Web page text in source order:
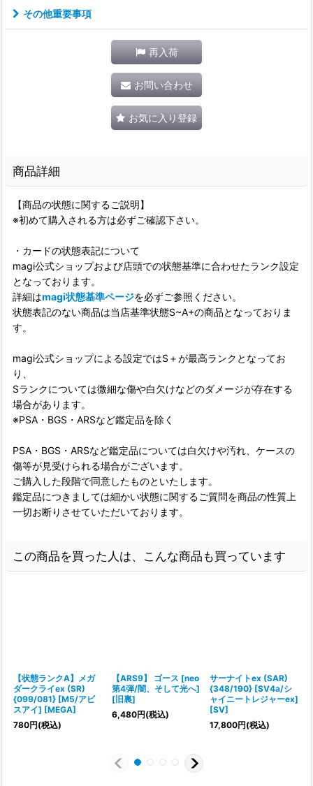
その他重要事項
再入荷
お問い合わせ
お気に入り登録
商品詳細
【商品の状態に関するご説明】
※初めて購入される方は必ずご確認下さい。
・カードの状態表記について
magi公式ショップおよび店頭での状態基準に合わせたランク設定
となっております。
詳細はmagi状態基準ページを必ずご参照ください。
状態表記のない商品は当店基準状態S~A+の商品となっておりま
す。
magi公式ショップによる設定ではS＋が最高ランクとなってお
り、
Sランクについては微細な傷や白欠けなどのダメージが存在する
場合があります。
※PSA・BGS・ARSなど鑑定品を除く
PSA・BGS・ARSなど鑑定品については白欠けや汚れ、ケースの
傷等が見受けられる場合がございます。
ご購入した段階で同意したものといたします。
鑑定品につきましては細かい状態に関するご質問を商品の性質上
一切お断りさせていただいております。
この商品を買った人は、こんな商品も買っています
【状態ランクA】メガ
ダークライex (SR)
{099/081} [M5/アビ
スアイ] [MEGA]
780円(税込)
【ARS9】 ゴース [neo
第4弾/闇、そして光へ]
[旧裏]
6,480円(税込)
サーナイトex (SAR)
{348/190} [SV4a/シ
ャイニートレジャーex]
[SV]
17,800円(税込)